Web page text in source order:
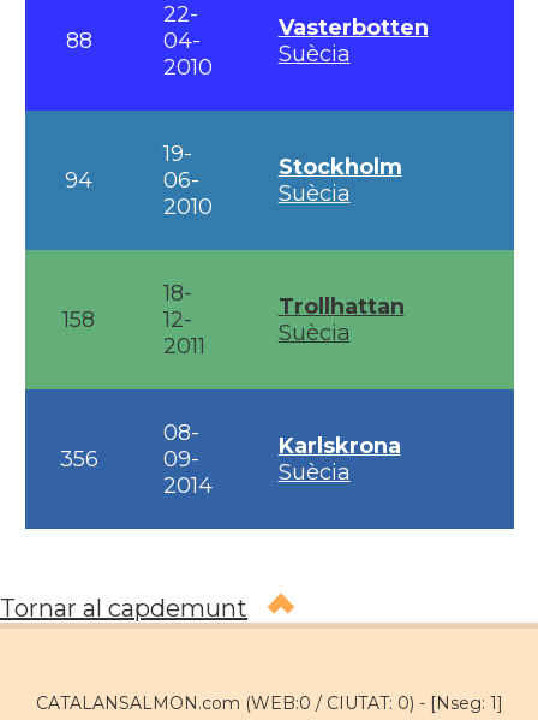
88
22-
04-
2010
Vasterbotten
Suècia
94
19-
06-
2010
Stockholm
Suècia
158
18-
12-
2011
Trollhattan
Suècia
356
08-
09-
2014
Karlskrona
Suècia
Tornar al capdemunt
CATALANSALMON.com (WEB:0 / CIUTAT: 0) - [Nseg: 1]